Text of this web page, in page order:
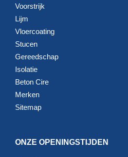
Goed verwerken is
Een goed resultaat hangt niet
mortel, maar ook van de manier
product volgens voorschrift,
en let goed op de ondergrond. Zo
materiaal en voorkom je
Voorstrijk
Lijm
Vloercoating
Stucen
Gereedschap
Isolatie
Beton Cire
Merken
Sitemap
ONZE OPENINGSTIJDEN